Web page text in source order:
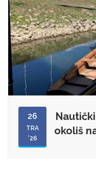
26
TRA
'26
okoliš